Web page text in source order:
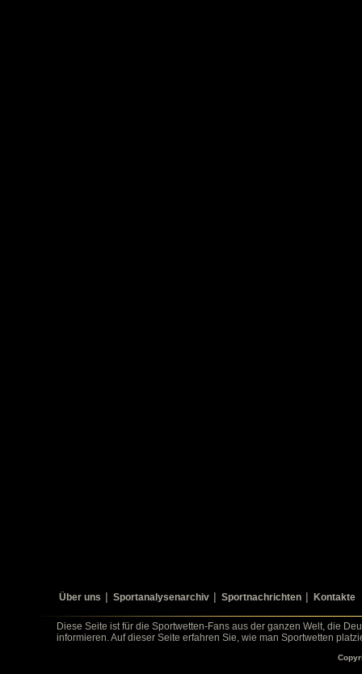
Über uns Sportanalysenarchiv Sportnachrichten Kontakte
Diese Seite ist für die Sportwetten-Fans aus der ganzen Welt, die
informieren. Auf dieser Seite erfahren Sie, wie man Sportwetten